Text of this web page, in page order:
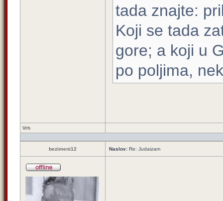
tada znajte:
Koji se tada
gore; a koji u
po poljima,
Vrh
bezimeni12 Naslov: Re: Judaizam